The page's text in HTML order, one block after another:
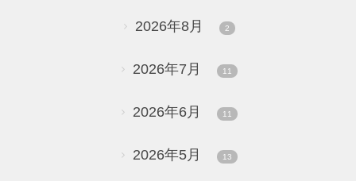
2026年8月 2
2026年7月 11
2026年6月 11
2026年5月 13